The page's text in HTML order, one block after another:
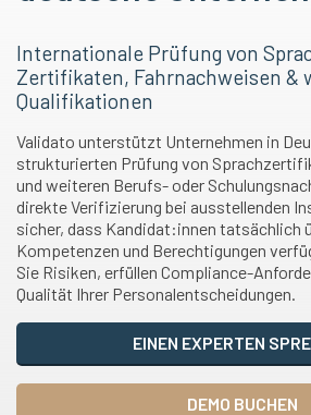
Internationale Prüfung von
Zertifikaten, Fahrnachweisen &
Qualifikationen
Validato unterstützt Unternehmen in
strukturierten Prüfung von
und weiteren Berufs- oder
direkte Verifizierung bei ausstellenden
sicher, dass Kandidat:innen tatsächlich
Kompetenzen und Berechtigungen
Sie Risiken, erfüllen Compliance-
Qualität Ihrer Personalentscheidungen.
EINEN EXPERTEN
DEMO BUCHEN